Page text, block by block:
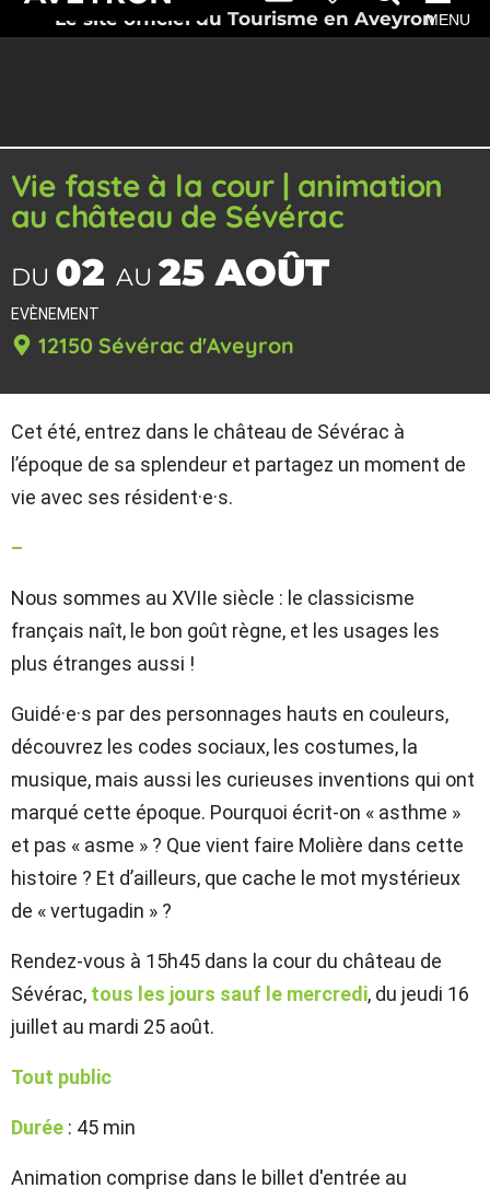
Le site officiel du Tourisme en AveyronMENU
Vie faste à la cour | animation
au château de Sévérac
DU 02 AU 25 AOÛT
EVÈNEMENT
12150 Sévérac d'Aveyron
Cet été, entrez dans le château de Sévérac à
l’époque de sa splendeur et partagez un moment de
vie avec ses résident·e·s.
–
Nous sommes au XVIIe siècle : le classicisme
français naît, le bon goût règne, et les usages les
plus étranges aussi !
Guidé·e·s par des personnages hauts en couleurs,
découvrez les codes sociaux, les costumes, la
musique, mais aussi les curieuses inventions qui ont
marqué cette époque. Pourquoi écrit-on « asthme »
et pas « asme » ? Que vient faire Molière dans cette
histoire ? Et d’ailleurs, que cache le mot mystérieux
de « vertugadin » ?
Rendez-vous à 15h45 dans la cour du château de
Sévérac, tous les jours sauf le mercredi, du jeudi 16
juillet au mardi 25 août.
Tout public
Durée : 45 min
Animation comprise dans le billet d'entrée au